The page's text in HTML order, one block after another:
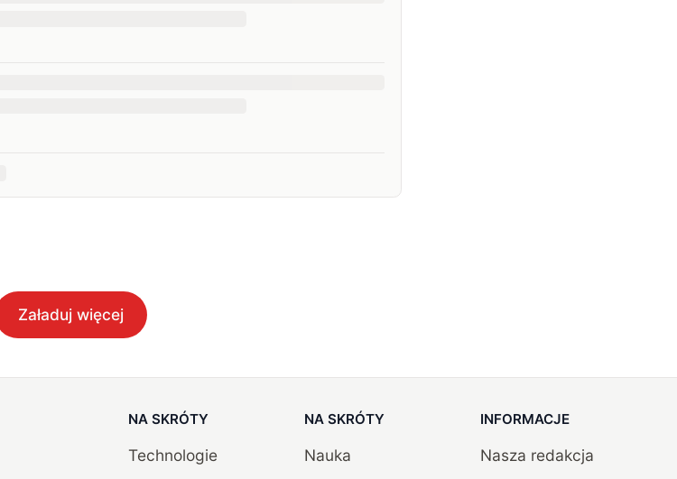
Załaduj więcej
NA SKRÓTY
Technologie
NA SKRÓTY
Nauka
INFORMACJE
Nasza redakcja